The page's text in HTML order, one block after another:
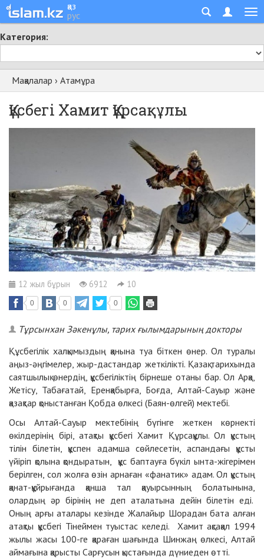
қаз
рус
Категория:
Мақалалар › Атамұра
Құсбегі Хамит Құрсақұлы
12 жыл бұрын 6912 10
0 0 0
Тұрсынхан Зәкенұлы, тарих ғылымдарының докторы
Құсбегілік халқымыздың қанына туа біткен өнер. Ол туралы
аңыз-әңгімелер, жыр-дастандар жеткілікті. Қазақ тарихында
саятшылық өнердің, құсбегіліктің бірнеше отаны бар. Ол Арқа,
Жетісу, Табағатай, Еренқабырға, Боғда, Алтай-Сауыр және
қазақтар қоныстанған Қобда өлкесі (Баян-өлгей) мектебі.
Осы Алтай-Сауыр мектебінің бүгінге жеткен көрнекті
өкілдерінің бірі, атақты құсбегі Хамит Құрсақұлы. Ол құстың
тілін білетін, құспен адамша сөйлесетін, аспандағы құсты
үйіріп қолына қондыратын, құс баптауға бүкіл ынта-жігерімен
берілген, сол жолға өзін арнаған «фанатик» адам. Ол құстың
қанат-құйрығанда қанша тал қауырсынның болатынына,
олардың әр бірінің не деп аталатына дейін білетін еді.
Оның арғы аталары кезінде Жалайыр Шорадан бата алған
атақты құсбегі Тінеймен туыстас келеді. Хамит ақсақал 1994
жылы жасы 100-ге қараған шағында Шинжаң өлкесі, Алтай
аймағына қарысты Сарғусын қыстағында дүниеден өтті.